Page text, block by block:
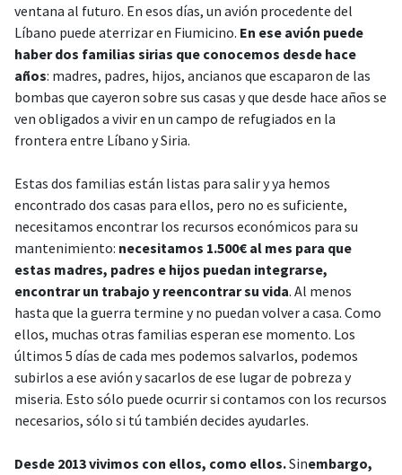
ventana al futuro. En esos días, un avión procedente del
Líbano puede aterrizar en Fiumicino. En ese avión puede
haber dos familias sirias que conocemos desde hace
años: madres, padres, hijos, ancianos que escaparon de las
bombas que cayeron sobre sus casas y que desde hace años se
ven obligados a vivir en un campo de refugiados en la
frontera entre Líbano y Siria.
Estas dos familias están listas para salir y ya hemos
encontrado dos casas para ellos, pero no es suficiente,
necesitamos encontrar los recursos económicos para su
mantenimiento: necesitamos 1.500€ al mes para que
estas madres, padres e hijos puedan integrarse,
encontrar un trabajo y reencontrar su vida. Al menos
hasta que la guerra termine y no puedan volver a casa. Como
ellos, muchas otras familias esperan ese momento. Los
últimos 5 días de cada mes podemos salvarlos, podemos
subirlos a ese avión y sacarlos de ese lugar de pobreza y
miseria. Esto sólo puede ocurrir si contamos con los recursos
necesarios, sólo si tú también decides ayudarles.
Desde 2013 vivimos con ellos, como ellos.Sinembargo,